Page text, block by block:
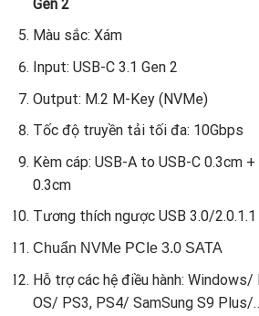
Gen 2
Màu sắc: Xám
Input: USB-C 3.1 Gen 2
Output: M.2 M-Key (NVMe)
Tốc độ truyền tải tối đa: 10Gbps
Kèm cáp: USB-A to USB-C 0.3cm
0.3cm
Tương thích ngược USB 3.0/2.0.1.1
Chuẩn NVMe PCIe 3.0 SATA
Hỗ trợ các hệ điều hành:
OS/ PS3, PS4/ SamSung S9 Plus/